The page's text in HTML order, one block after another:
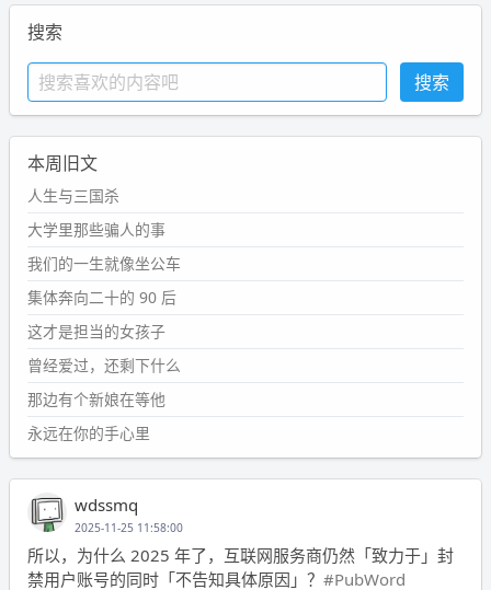
搜索
本周旧文
人生与三国杀
大学里那些骗人的事
我们的一生就像坐公车
集体奔向二十的 90 后
这才是担当的女孩子
曾经爱过，还剩下什么
那边有个新娘在等他
永远在你的手心里
wdssmq
2025-11-25 11:58:00
所以，为什么 2025 年了，互联网服务商仍然「致力于」封
禁用户账号的同时「不告知具体原因」？ #PubWord